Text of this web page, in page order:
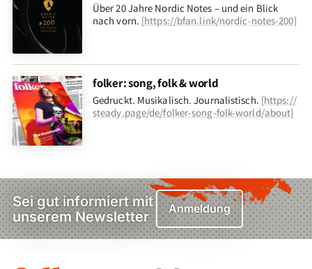
Über 20 Jahre Nordic Notes – und ein Blick
nach vorn. [https://bfan.link/nordic-notes-200]
folker: song, folk & world
Gedruckt. Musikalisch. Journalistisch. [https://
steady.page/de/folker-song-folk-world/about]
Sei gut informiert mit
unserem Newsletter
Anmeldung